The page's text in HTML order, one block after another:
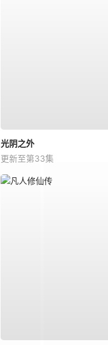
光阴之外
更新至第33集